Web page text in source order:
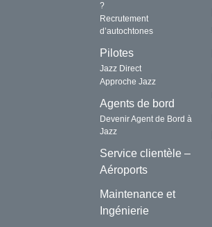
?
Recrutement
d’autochtones
Pilotes
Jazz Direct
Approche Jazz
Agents de bord
Devenir Agent de Bord à
Jazz
Service clientèle –
Aéroports
Maintenance et
Ingénierie